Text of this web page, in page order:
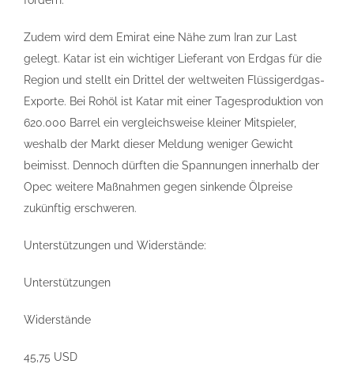
Zudem wird dem Emirat eine Nähe zum Iran zur Last
gelegt. Katar ist ein wichtiger Lieferant von Erdgas für die
Region und stellt ein Drittel der weltweiten Flüssigerdgas-
Exporte. Bei Rohöl ist Katar mit einer Tagesproduktion von
620.000 Barrel ein vergleichsweise kleiner Mitspieler,
weshalb der Markt dieser Meldung weniger Gewicht
beimisst. Dennoch dürften die Spannungen innerhalb der
Opec weitere Maßnahmen gegen sinkende Ölpreise
zukünftig erschweren.
Unterstützungen und Widerstände:
Unterstützungen
Widerstände
45,75 USD